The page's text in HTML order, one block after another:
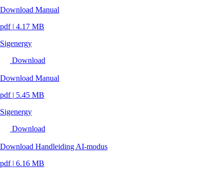
Download Manual
pdf | 4.17 MB
Sigenergy
Download
Download Manual
pdf | 5.45 MB
Sigenergy
Download
Download Handleiding AI-modus
pdf | 6.16 MB